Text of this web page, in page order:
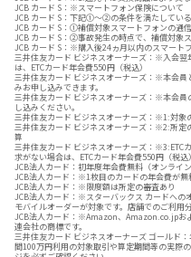
JCB カード S：※スマートフォン保険について
JCB カード S：下記①～②の条件を満たしている
JCB カード S：①補償対象スマートフォンの通
JCB カード S：②事故発生の時点で、補償対象
JCB カード S：※購入後24ヵ月以内のスマート
三井住友カード ビジネスオーナーズ：※入会翌
は、ETCカード年会費550円（税込）
三井住友カード ビジネスオーナーズ：※本会
みお申し込みできます。
三井住友カード ビジネスオーナーズ：※本会
し込みください。
三井住友カード ビジネスオーナーズ：※1:対象
三井住友カード ビジネスオーナーズ：※2:所定
算
三井住友カード ビジネスオーナーズ：※3:ETC
求がない場合は、ETCカード年会費550円（税込）
JCB法人カード：初年度年会費無料（オンライ
JCB法人カード：※1枚目のカードの年会費が無
JCB法人カード：※限度額は所定の審査あり
JCB法人カード：※スターバックス カードへの
モバイルオーダーが対象です。店舗でのご利用
JCB法人カード：※Amazon、Amazon.co.jpお
連会社の商標です。
三井住友カード ビジネスオーナーズ ゴールド
間100万円利用の対象取引や算定期間等の実際